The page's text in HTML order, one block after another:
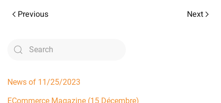
Previous Next
News of 11/25/2023
ECommerce Magazine (15 Décembre)